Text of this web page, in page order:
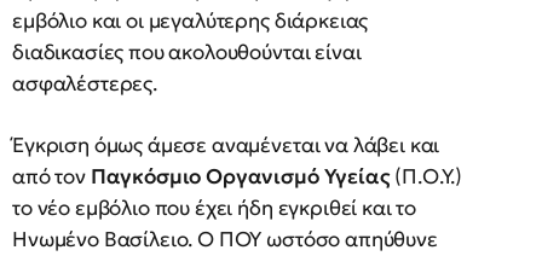
εμβόλιο και οι μεγαλύτερης διάρκειας
διαδικασίες που ακολουθούνται είναι
ασφαλέστερες.
Έγκριση όμως άμεσε αναμένεται να λάβει και
από τονΠαγκόσμιο Οργανισμό Υγείας(Π.Ο.Υ.)
το νέο εμβόλιο που έχει ήδη εγκριθεί και το
Ηνωμένο Βασίλειο. Ο ΠΟΥ ωστόσο απηύθυνε